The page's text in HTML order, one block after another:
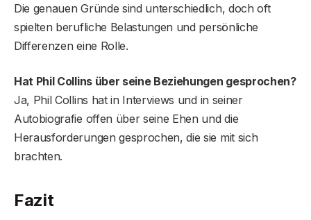
Die genauen Gründe sind unterschiedlich, doch oft
spielten berufliche Belastungen und persönliche
Differenzen eine Rolle.
Hat Phil Collins über seine Beziehungen gesprochen?
Ja, Phil Collins hat in Interviews und in seiner
Autobiografie offen über seine Ehen und die
Herausforderungen gesprochen, die sie mit sich
brachten.
Fazit